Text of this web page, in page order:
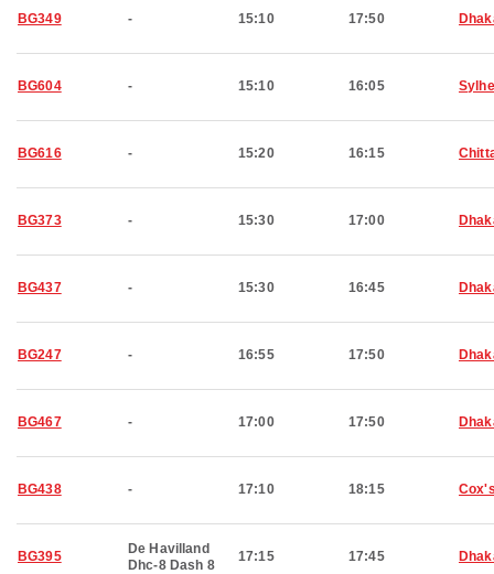
BG349 - 15:10 17:50
BG604 - 15:10 16:05
BG616 - 15:20 16:15
BG373 - 15:30 17:00
BG437 - 15:30 16:45
BG247 - 16:55 17:50
BG467 - 17:00 17:50
BG438 - 17:10 18:15
BG395
De Havilland
Dhc-8 Dash 8
17:15 17:45